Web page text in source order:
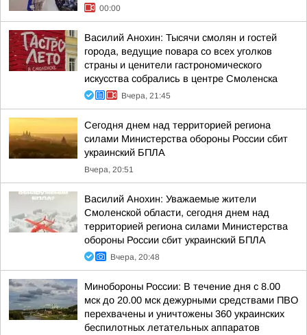
00:00
Василий Анохин: Тысячи смолян и гостей
города, ведущие повара со всех уголков
страны и ценители гастрономического
искусства собрались в центре Смоленска
Вчера, 21:45
Сегодня днем над территорией региона
силами Министерства обороны России сбит
украинский БПЛА
Вчера, 20:51
Василий Анохин: Уважаемые жители
Смоленской области, сегодня днем над
территорией региона силами Министерства
обороны России сбит украинский БПЛА
Вчера, 20:48
Минобороны России: В течение дня с 8.00
мск до 20.00 мск дежурными средствами ПВО
перехвачены и уничтожены 360 украинских
беспилотных летательных аппаратов